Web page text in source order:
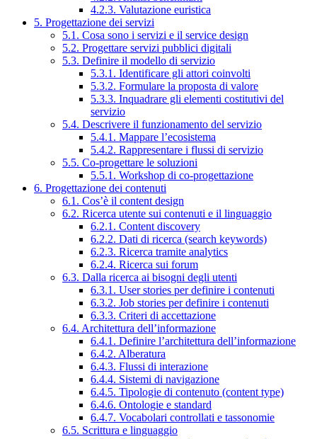
4.2.3. Valutazione euristica
5. Progettazione dei servizi
5.1. Cosa sono i servizi e il service design
5.2. Progettare servizi pubblici digitali
5.3. Definire il modello di servizio
5.3.1. Identificare gli attori coinvolti
5.3.2. Formulare la proposta di valore
5.3.3. Inquadrare gli elementi costitutivi del
servizio
5.4. Descrivere il funzionamento del servizio
5.4.1. Mappare l’ecosistema
5.4.2. Rappresentare i flussi di servizio
5.5. Co-progettare le soluzioni
5.5.1. Workshop di co-progettazione
6. Progettazione dei contenuti
6.1. Cos’è il content design
6.2. Ricerca utente sui contenuti e il linguaggio
6.2.1. Content discovery
6.2.2. Dati di ricerca (search keywords)
6.2.3. Ricerca tramite analytics
6.2.4. Ricerca sui forum
6.3. Dalla ricerca ai bisogni degli utenti
6.3.1. User stories per definire i contenuti
6.3.2. Job stories per definire i contenuti
6.3.3. Criteri di accettazione
6.4. Architettura dell’informazione
6.4.1. Definire l’architettura dell’informazione
6.4.2. Alberatura
6.4.3. Flussi di interazione
6.4.4. Sistemi di navigazione
6.4.5. Tipologie di contenuto (content type)
6.4.6. Ontologie e standard
6.4.7. Vocabolari controllati e tassonomie
6.5. Scrittura e linguaggio